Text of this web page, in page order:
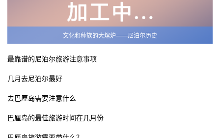
文化和种族的大熔炉——尼泊尔历史
最靠谱的尼泊尔旅游注意事项
几月去尼泊尔最好
去巴厘岛需要注意什么
巴厘岛的最佳旅游时间在几月份